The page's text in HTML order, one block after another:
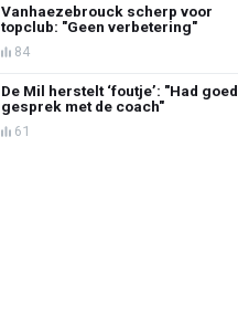
Vanhaezebrouck scherp voor
topclub: "Geen verbetering"
84
De Mil herstelt ‘foutje’: "Had goed
gesprek met de coach"
61